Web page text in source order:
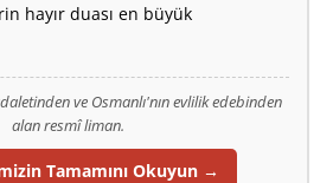
hayır duası en büyük
ve Osmanlı'nın evlilik edebinden
alan resmî liman.
Tamamını Okuyun →